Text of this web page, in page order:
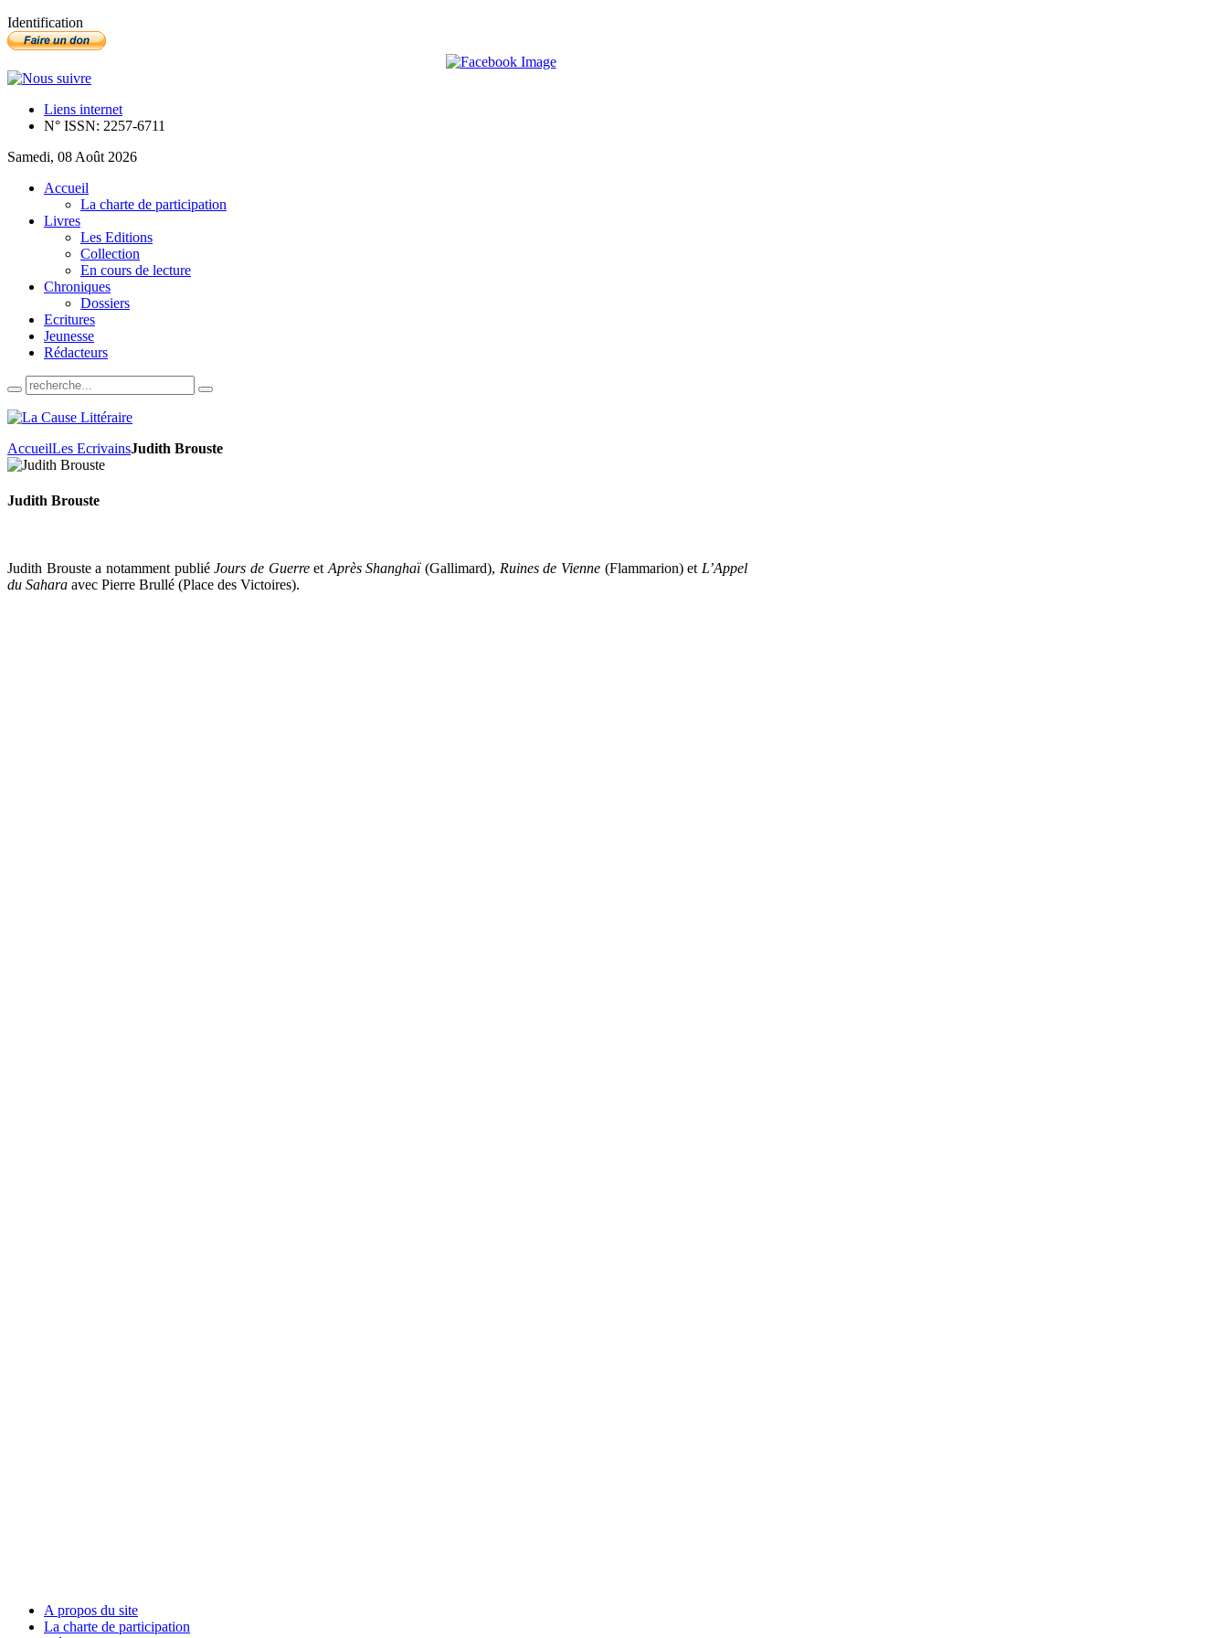
Identification
Liens internet
N° ISSN: 2257-6711
Samedi, 08 Août 2026
Accueil
La charte de participation
Livres
Les Editions
Collection
En cours de lecture
Chroniques
Dossiers
Ecritures
Jeunesse
Rédacteurs
AccueilLes EcrivainsJudith Brouste
Judith Brouste
Judith Brouste a notamment publiéJours de Guerreet Après Shanghaï(Gallimard), Ruines de Vienne (Flammarion) et L’Appel
du Sahara avec Pierre Brullé (Place des Victoires).
A propos du site
La charte de participation